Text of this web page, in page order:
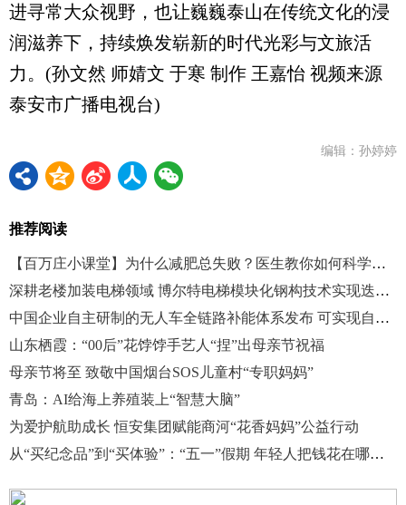
进寻常大众视野，也让巍巍泰山在传统文化的浸
润滋养下，持续焕发崭新的时代光彩与文旅活
力。(孙文然 师婧文 于寒 制作 王嘉怡 视频来源
泰安市广播电视台)
编辑：孙婷婷
推荐阅读
【百万庄小课堂】为什么减肥总失败？医生教你如何科学减肥
深耕老楼加装电梯领域 博尔特电梯模块化钢构技术实现迭代升级
中国企业自主研制的无人车全链路补能体系发布 可实现自动充电
山东栖霞：“00后”花饽饽手艺人“捏”出母亲节祝福
母亲节将至 致敬中国烟台SOS儿童村“专职妈妈”
青岛：AI给海上养殖装上“智慧大脑”
为爱护航助成长 恒安集团赋能商河“花香妈妈”公益行动
从“买纪念品”到“买体验”：“五一”假期 年轻人把钱花在哪里？